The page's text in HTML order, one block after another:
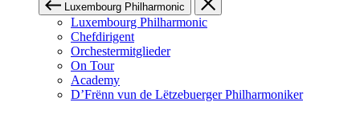
Luxembourg Philharmonic
Luxembourg Philharmonic
Chefdirigent
Orchestermitglieder
On Tour
Academy
D’Frënn vun de Lëtzebuerger Philharmoniker